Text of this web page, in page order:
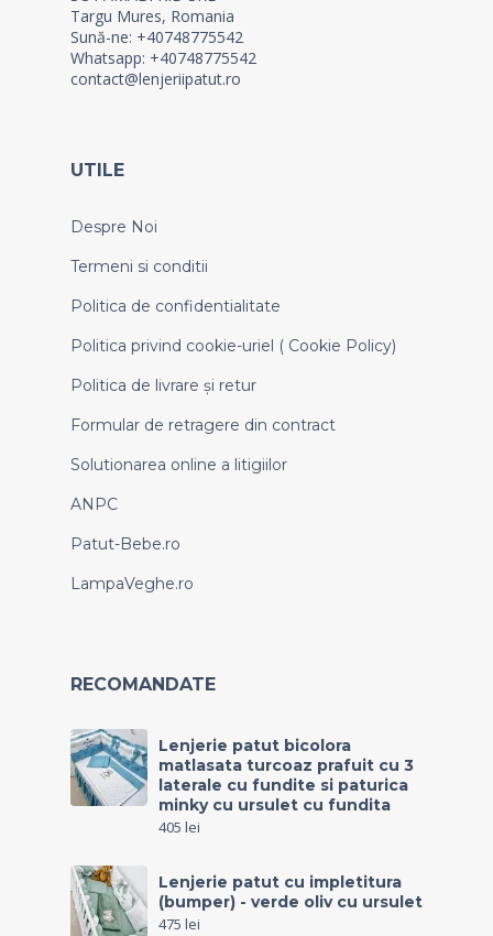
Targu Mures, Romania
Sună-ne: +40748775542
Whatsapp: +40748775542
contact@lenjeriipatut.ro
UTILE
Despre Noi
Termeni si conditii
Politica de confidentialitate
Politica privind cookie-uriel ( Cookie Policy)
Politica de livrare și retur
Formular de retragere din contract
Solutionarea online a litigiilor
ANPC
Patut-Bebe.ro
LampaVeghe.ro
RECOMANDATE
Lenjerie patut bicolora
matlasata turcoaz prafuit cu 3
laterale cu fundite si paturica
minky cu ursulet cu fundita
405 lei
Lenjerie patut cu impletitura
(bumper) - verde oliv cu ursulet
475 lei